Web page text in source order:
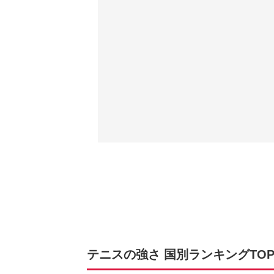
テニスの強さ 国別ランキング